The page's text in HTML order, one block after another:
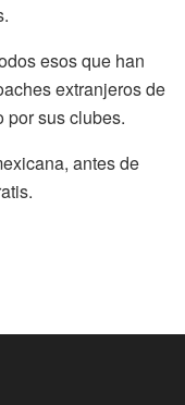
esos que han
extranjeros de
por sus clubes.
antes de